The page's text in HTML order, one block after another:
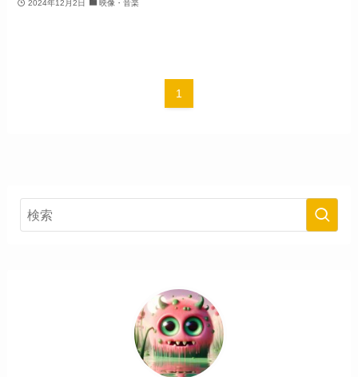
2024年12月2日 映像・音楽
1